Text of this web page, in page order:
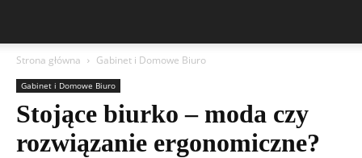
Strona główna Gabinet i Domowe Biuro
Gabinet i Domowe Biuro
Stojące biurko – moda czy
rozwiązanie ergonomiczne?